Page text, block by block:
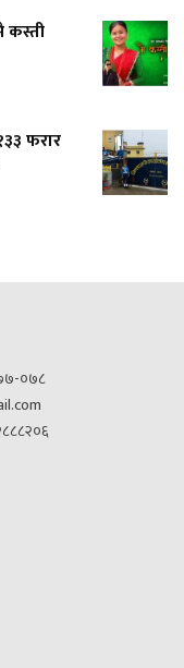
कस्ती
फरार
०७८